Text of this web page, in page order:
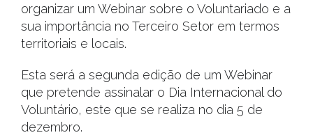
organizar um Webinar sobre o Voluntariado e a
sua importância no Terceiro Setor em termos
territoriais e locais.
Esta será a segunda edição de um Webinar
que pretende assinalar o Dia Internacional do
Voluntário, este que se realiza no dia 5 de
dezembro.